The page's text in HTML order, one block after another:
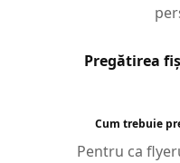
Pregătirea
Cum trebuie
Pentru ca